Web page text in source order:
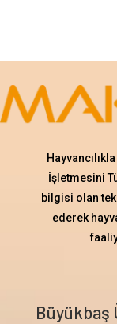
İşletmesini
bilgisi olan
ederek
Büyükbaş